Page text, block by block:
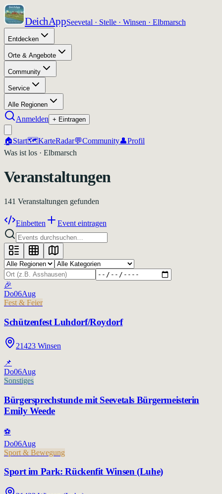
DeichAppSeevetal · Stelle · Winsen · Elbmarsch
Entdecken
Orte & Angebote
Community
Service
Alle Regionen
Anmelden + Eintragen
🏠Start🗺️KarteRadar💬Community👤Profil
Was ist los · Elbmarsch
Veranstaltungen
141 Veranstaltungen gefunden
Einbetten Event eintragen
🎉
Do06Aug
Fest & Feier
Schützenfest Luhdorf/Roydorf
21423 Winsen
📌
Do06Aug
Sonstiges
Bürgersprechstunde mit Seevetals Bürgermeisterin
Emily Weede
⚽
Do06Aug
Sport & Bewegung
Sport im Park: Rückenfit Winsen (Luhe)